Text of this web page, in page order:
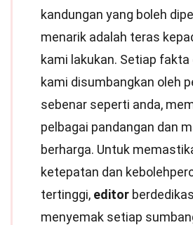
kandungan yang boleh
menarik adalah teras
kami lakukan. Setiap fakta
kami disumbangkan oleh
sebenar seperti anda,
pelbagai pandangan dan
berharga. Untuk
ketepatan dan
tertinggi, editor
menyemak setiap